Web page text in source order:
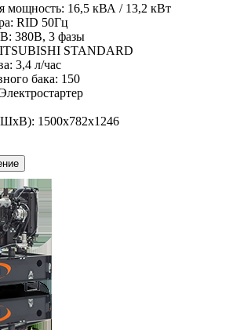
мощность: 16,5 кВА / 13,2 кВт
RID 50Гц
380В, 3 фазы
STANDARD
3,4 л/час
бака: 150
1500x782x1246